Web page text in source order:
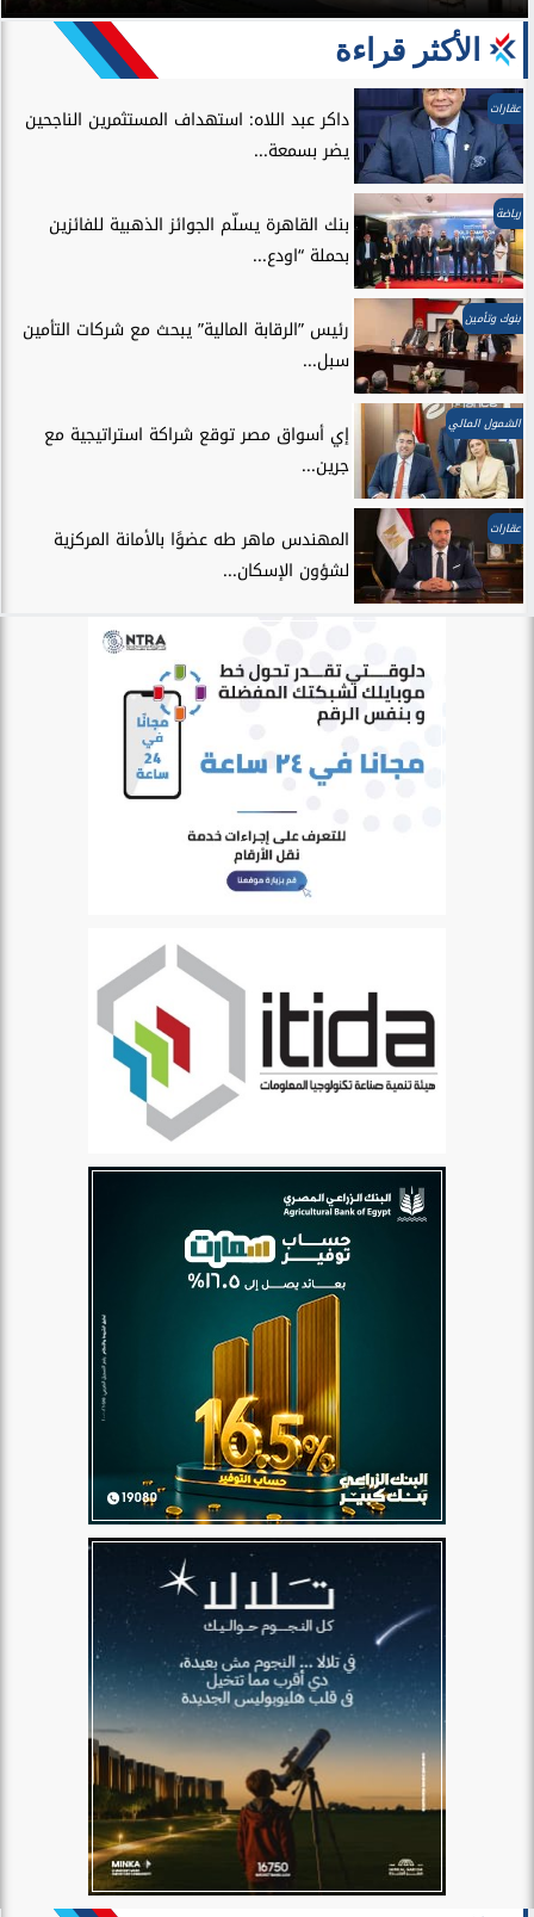
الأكثر قراءة
عقارات
داكر عبد اللاه: استهداف المستثمرين الناجحين
يضر بسمعة...
رياضة
بنك القاهرة يسلّم الجوائز الذهبية للفائزين
بحملة “اودع...
بنوك وتأمين
رئيس ”الرقابة المالية” يبحث مع شركات التأمين
سبل...
الشمول المالي
إي أسواق مصر توقع شراكة استراتيجية مع
جرين...
عقارات
المهندس ماهر طه عضوًا بالأمانة المركزية
لشؤون الإسكان...